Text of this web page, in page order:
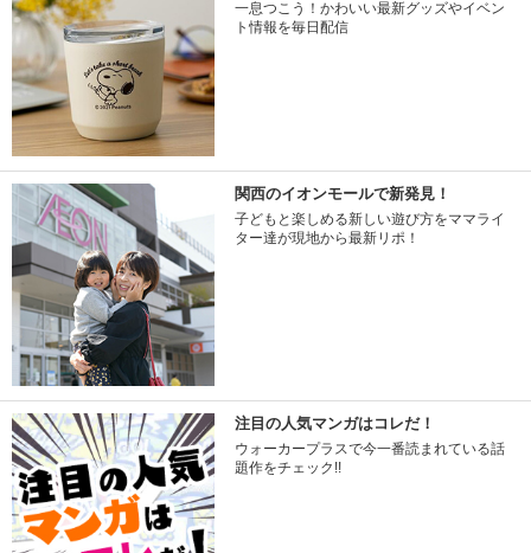
一息つこう！かわいい最新グッズやイベン
ト情報を毎日配信
関西のイオンモールで新発見！
子どもと楽しめる新しい遊び方をママライ
ター達が現地から最新リポ！
注目の人気マンガはコレだ！
ウォーカープラスで今一番読まれている話
題作をチェック!!